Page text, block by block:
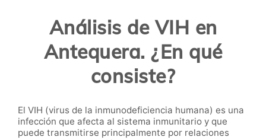
Análisis de VIH en
Antequera. ¿En qué
consiste?
El VIH (virus de la inmunodeficiencia humana) es una
infección que afecta al sistema inmunitario y que
puede transmitirse principalmente por relaciones